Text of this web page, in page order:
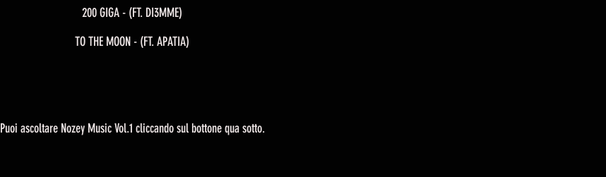
200 GIGA - (FT. DI3MME)
TO THE MOON - (FT. APATIA)
Puoi ascoltare Nozey Music Vol.1 cliccando sul bottone qua sotto.